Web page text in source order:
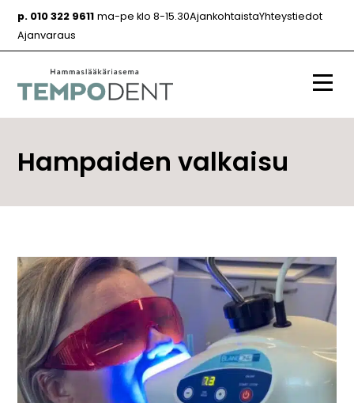
sisältöön
p. 010 322 9611 ma-pe klo 8-15.30AjankohtaistaYhteystiedot
Ajanvaraus
Hampaiden valkaisu